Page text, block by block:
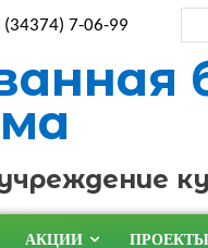
(34374) 7-06-99
АКЦИИ ПРОЕКТЫ